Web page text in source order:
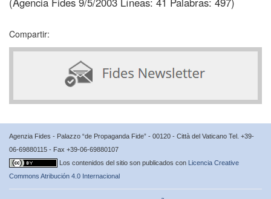
Compartir:
Agenzia Fides - Palazzo “de Propaganda Fide” - 00120 - Città del Vaticano Tel. +39-
06-69880115 - Fax +39-06-69880107
Los contenidos del sitio son publicados con Licencia Creative
Commons Atribución 4.0 Internacional